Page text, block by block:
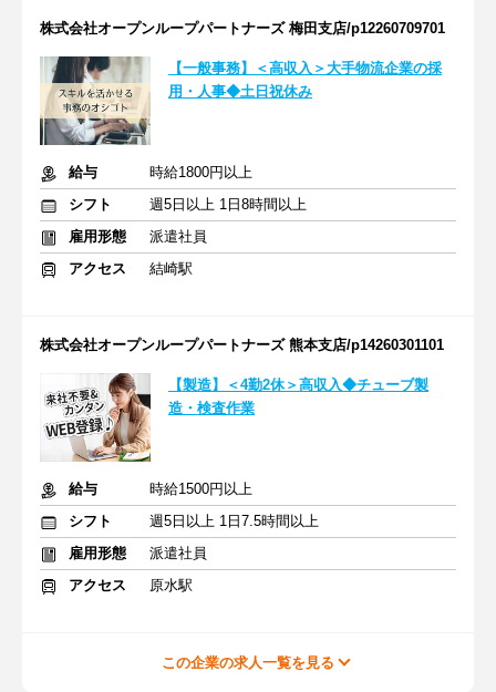
株式会社オープンループパートナーズ 梅田支店/p12260709701
【一般事務】＜高収入＞大手物流企業の採
用・人事◆土日祝休み
給与
時給1800円以上
シフト
週5日以上 1日8時間以上
雇用形態
派遣社員
アクセス
結崎駅
株式会社オープンループパートナーズ 熊本支店/p14260301101
【製造】＜4勤2休＞高収入◆チューブ製
造・検査作業
給与
時給1500円以上
シフト
週5日以上 1日7.5時間以上
雇用形態
派遣社員
アクセス
原水駅
この企業の求人一覧を見る